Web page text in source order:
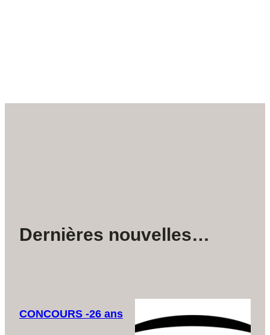
Dernières nouvelles…
CONCOURS -26 ans